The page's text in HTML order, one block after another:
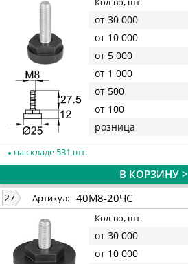
от 30 000
от 10 000
от 5 000
от 1 000
от 500
от 100
розница
на складе 531 шт.
В КОРЗИНУ >
27 Артикул: 40М8-20ЧС
Кол-во, шт.
от 30 000
от 10 000